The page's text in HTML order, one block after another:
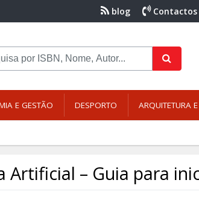
blog Contactos
E GESTÃO DESPORTO ARQUITETURA
Artificial – Guia para